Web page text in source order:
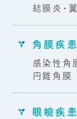
結膜炎・
角膜疾患
感染性角
円錐角膜
眼瞼疾患